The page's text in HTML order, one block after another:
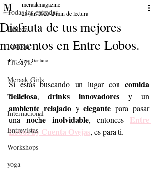
Todas las entradas
Belleza
Fashion
Lifestyle
Meraak Girls
Travel
Internacional
Entrevistas
Workshops
yoga
Disfruta de tus mejores
momentos en Entre Lobos.
meraakmagazine
28 jun 20232 min de lectura
Por: Alexa Garduño
Si estás buscando un lugar con comida
deliciosa, drinks innovadores
ambiente relajado y elegante para pasar
una noche inolvidable, entonces Entre
Lobos by Cuenta Ovejas, es para ti.